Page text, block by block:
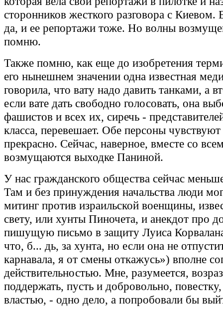
сторонников жесткого разговора с
да, и ее репортажи тоже. Но волны
помню.
Также помню, как еще до изобретения
его нынешнем значении одна известная
говорила, что вату надо давить танками, а
если вате дать свободно голосовать, она
фашистов и всех их, сиречь -
класса, перевешает. Обе персоны чувствуют
прекрасно. Сейчас, наверное, вместе со
возмущаются выходке Паниной.
У нас гражданского общества сейчас
Там и без принуждения начальства люди
митинг против израильской военщины,
свету, или хунты Пиночета, и анекдот про
пишущую письмо в защиту Луиса
что, б... дь, за хунта, но если она не
карнавала, я от смены откажусь») вполне
действительностью. Мне, разумеется,
поддержать, пусть и добровольно,
властью, - одно дело, а попробовали бы